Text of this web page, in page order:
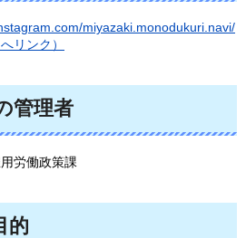
miyazaki.monodukuri.navi/
リンク）
管理者
労働政策課
的